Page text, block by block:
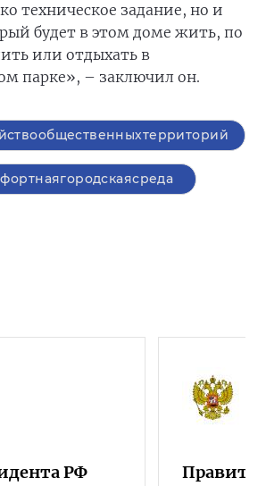
техническое задание, но и
будет в этом доме жить, по
или отдыхать в
парке», – заключил он.
РФ